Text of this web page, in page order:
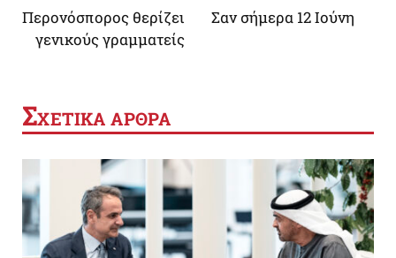
Περονόσπορος θερίζει
γενικούς γραμματείς
Σαν σήμερα 12 Ιούνη
ΣΧΕΤΙΚΑ ΑΡΘΡΑ